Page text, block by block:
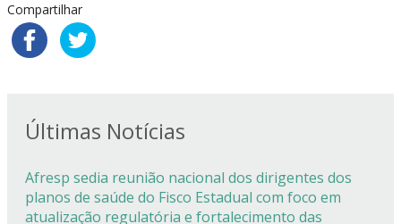
Compartilhar
Últimas Notícias
Afresp sedia reunião nacional dos dirigentes dos
planos de saúde do Fisco Estadual com foco em
atualização regulatória e fortalecimento das